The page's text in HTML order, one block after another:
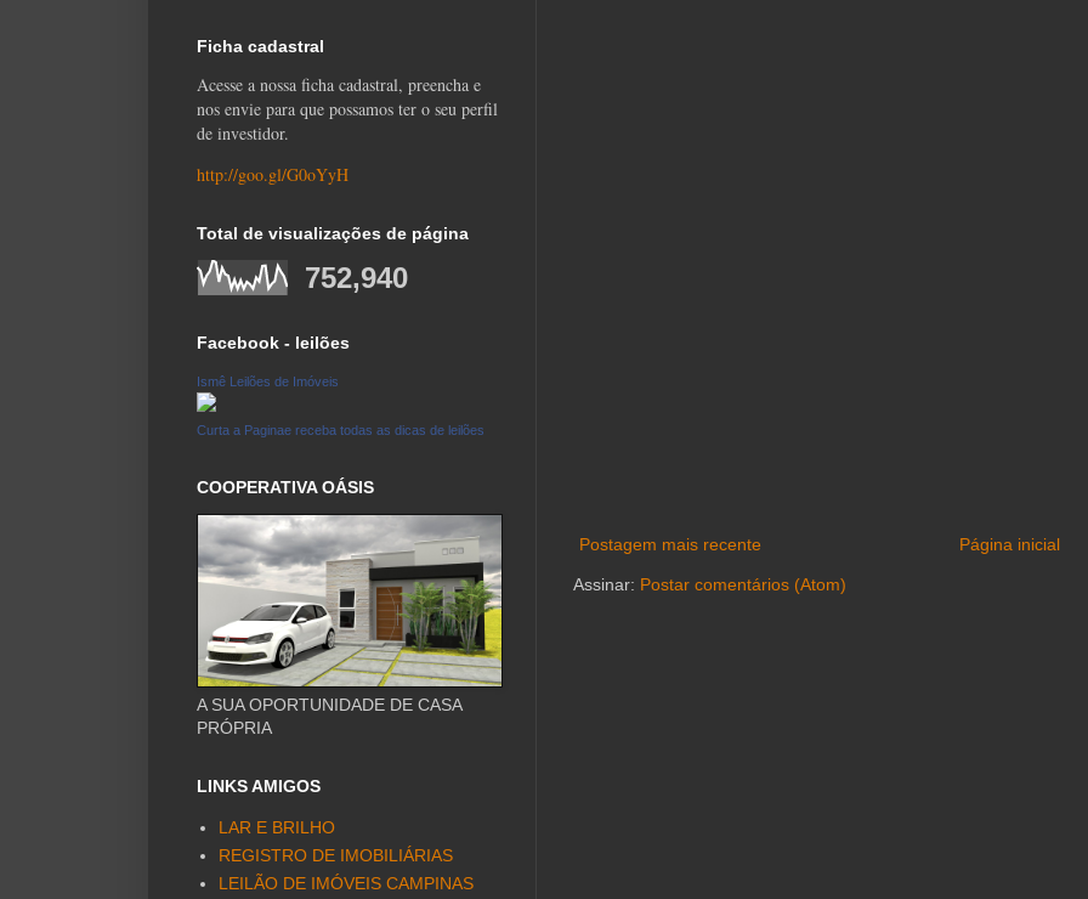
Postagem mais recente Página inicial
Assinar: Postar comentários (Atom)
Ficha cadastral
Acesse a nossa ficha cadastral, preencha e
nos envie para que possamos ter o seu perfil
de investidor.
http://goo.gl/G0oYyH
Total de visualizações de página
752,940
Facebook - leilões
Ismê Leilões de Imóveis
Curta a Paginae receba todas as dicas de leilões
COOPERATIVA OÁSIS
A SUA OPORTUNIDADE DE CASA
PRÓPRIA
LINKS AMIGOS
LAR E BRILHO
REGISTRO DE IMOBILIÁRIAS
LEILÃO DE IMÓVEIS CAMPINAS